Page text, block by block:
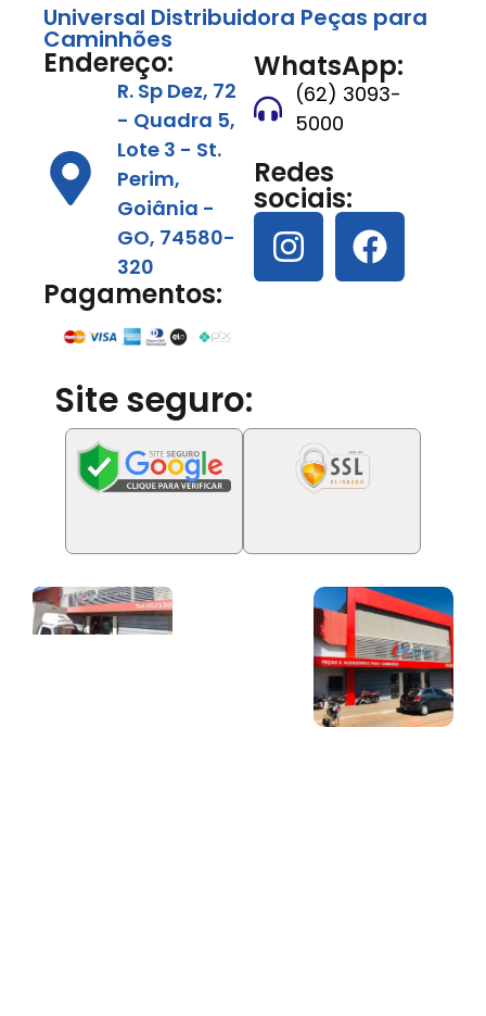
Universal Distribuidora Peças para
Caminhões
Endereço:
R. Sp Dez, 72
- Quadra 5,
Lote 3 - St.
Perim,
Goiânia -
GO, 74580-
320
Pagamentos:
WhatsApp:
(62) 3093-
5000
Redes
sociais:
Site seguro: